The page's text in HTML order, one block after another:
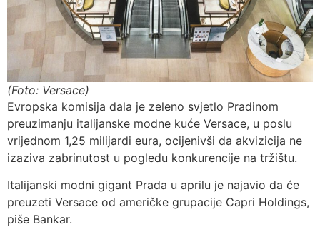
(Foto: Versace)
Evropska komisija dala je zeleno svjetlo Pradinom
preuzimanju italijanske modne kuće Versace, u poslu
vrijednom 1,25 milijardi eura, ocijenivši da akvizicija ne
izaziva zabrinutost u pogledu konkurencije na tržištu.
Italijanski modni gigant Prada u aprilu je najavio da će
preuzeti Versace od američke grupacije Capri Holdings,
piše Bankar.